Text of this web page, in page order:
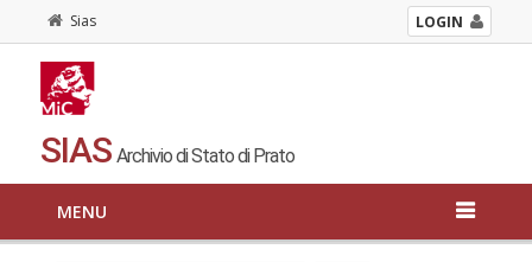
Sias LOGIN
SIAS Archivio di Stato di Prato
MENU